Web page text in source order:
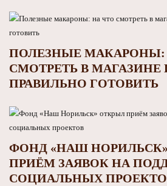
ПОЛЕЗНЫЕ МАКАРОНЫ:
СМОТРЕТЬ В МАГАЗИНЕ
ПРАВИЛЬНО ГОТОВИТЬ
ФОНД «НАШ
ПРИЁМ ЗАЯВОК НА
СОЦИАЛЬНЫХ